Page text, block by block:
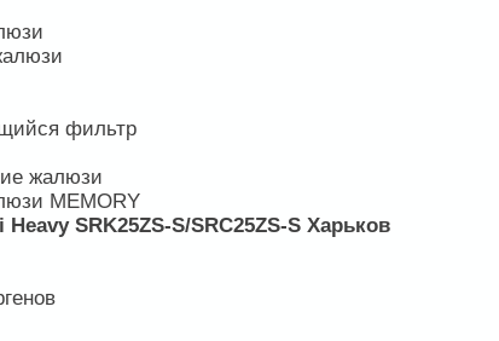
фильтр
жалюзи
MEMORY
SRK25ZS-S/SRC25ZS-S Харьков